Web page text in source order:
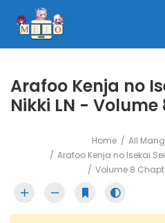
Arafoo Kenja no
Nikki LN - Volume
Home
All
Arafoo Kenja no Isekai
Volume 8